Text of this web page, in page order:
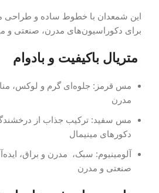
این شمعدان با خطوط ساده و طراحی
برای دکوراسیون‌های مدرن، صنعتی و
متریال باکیفیت و بادوام
مس قرمز: جلوه‌ای گرم و لوکس،
مدرن
مس سفید: ترکیب جذاب از
دکورهای مینیمال
آلومینیوم: سبک، مدرن و براق،
صنعتی و مدرن